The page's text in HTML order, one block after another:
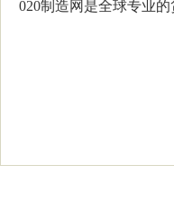
020制造网是全球专业